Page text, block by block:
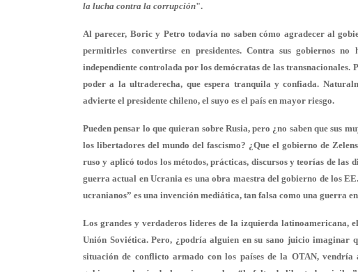
la lucha contra la corrupción".
Al parecer, Boric y Petro todavía no saben cómo agradecer al
permitirles convertirse en presidentes. Contra sus gobiernos
independiente controlada por los demócratas de las transnacionales.
poder a la ultraderecha, que espera tranquila y confiada.
advierte el presidente chileno, el suyo es el país en mayor riesgo.
Pueden pensar lo que quieran sobre Rusia, pero ¿no saben que sus
los libertadores del mundo del fascismo? ¿Que el gobierno de
ruso y aplicó todos los métodos, prácticas, discursos y teorías de
guerra actual en Ucrania es una obra maestra del gobierno de los
ucranianos” es una invención mediática, tan falsa como una guerra
Los grandes y verdaderos líderes de la izquierda latinoamericana,
Unión Soviética. Pero, ¿podría alguien en su sano juicio imaginar
situación de conflicto armado con los países de la OTAN,